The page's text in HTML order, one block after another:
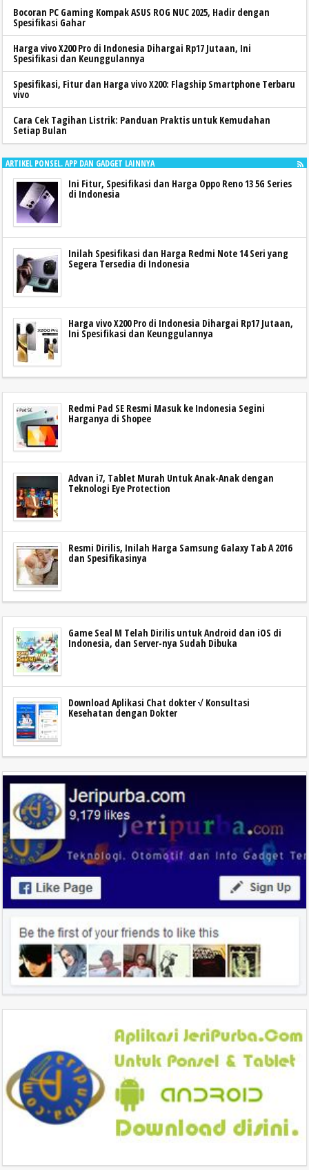
Bocoran PC Gaming Kompak ASUS ROG NUC 2025, Hadir dengan
Spesifikasi Gahar
Harga vivo X200 Pro di Indonesia Dihargai Rp17 Jutaan, Ini
Spesifikasi dan Keunggulannya
Spesifikasi, Fitur dan Harga vivo X200: Flagship Smartphone Terbaru
vivo
Cara Cek Tagihan Listrik: Panduan Praktis untuk Kemudahan
Setiap Bulan
ARTIKEL PONSEL. APP DAN GADGET LAINNYA
Ini Fitur, Spesifikasi dan Harga Oppo Reno 13 5G Series
di Indonesia
Inilah Spesifikasi dan Harga Redmi Note 14 Seri yang
Segera Tersedia di Indonesia
Harga vivo X200 Pro di Indonesia Dihargai Rp17 Jutaan,
Ini Spesifikasi dan Keunggulannya
Redmi Pad SE Resmi Masuk ke Indonesia Segini
Harganya di Shopee
Advan i7, Tablet Murah Untuk Anak-Anak dengan
Teknologi Eye Protection
Resmi Dirilis, Inilah Harga Samsung Galaxy Tab A 2016
dan Spesifikasinya
Game Seal M Telah Dirilis untuk Android dan iOS di
Indonesia, dan Server-nya Sudah Dibuka
Download Aplikasi Chat dokter √ Konsultasi
Kesehatan dengan Dokter